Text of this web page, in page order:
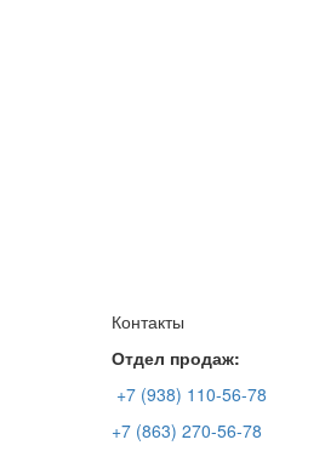
Контакты
Отдел продаж:
+7 (938) 110-56-78
+7 (863) 270-56-78